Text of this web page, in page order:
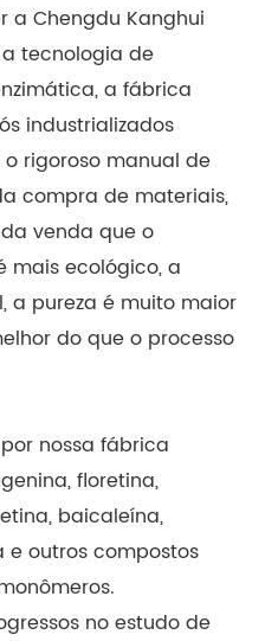
a Chengdu Kanghui
tecnologia de
a fábrica
industrializados
o rigoroso manual de
compra de materiais,
venda que o
mais ecológico, a
a pureza é muito maior
do que o processo
nossa fábrica
floretina,
baicaleína,
outros compostos
no estudo de